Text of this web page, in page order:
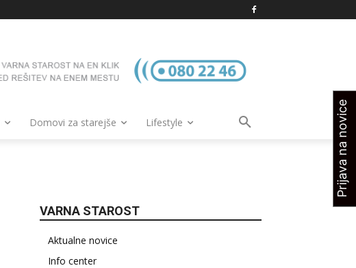
Domovi za starejše Lifestyle
VARNA STAROST
Aktualne novice
Info center
Prijava na novice